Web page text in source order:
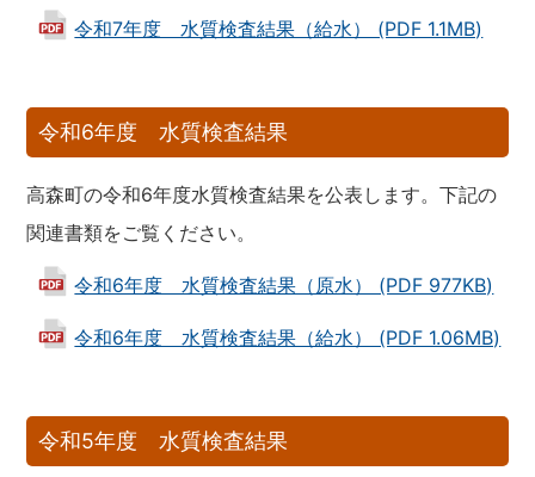
令和7年度 水質検査結果（給水） (PDF 1.1MB)
令和6年度 水質検査結果
高森町の令和6年度水質検査結果を公表します。下記の
関連書類をご覧ください。
令和6年度 水質検査結果（原水） (PDF 977KB)
令和6年度 水質検査結果（給水） (PDF 1.06MB)
令和5年度 水質検査結果